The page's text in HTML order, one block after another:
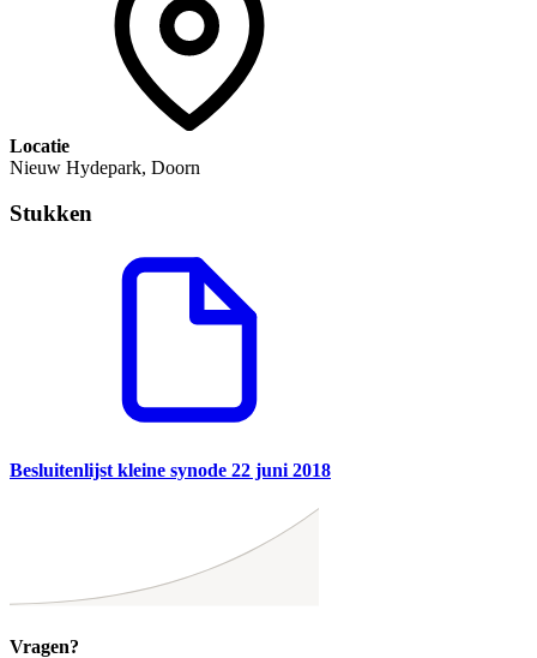
Locatie
Nieuw Hydepark, Doorn
Stukken
Besluitenlijst kleine synode 22 juni 2018
Vragen?